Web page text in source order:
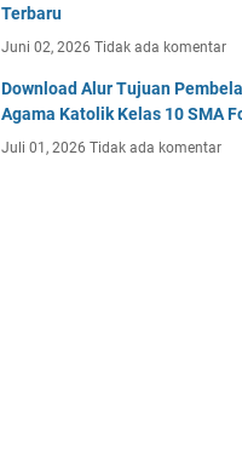
Terbaru
Juni 02, 2026 Tidak ada komentar
Download Alur Tujuan
Agama Katolik Kelas 10 SMA
Juli 01, 2026 Tidak ada komentar